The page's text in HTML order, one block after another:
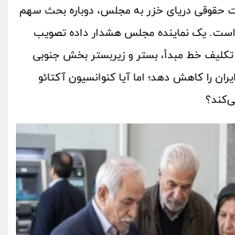
حقوقی دریای خزر به مجلس، دوباره بحث سهم
است. یک نماینده مجلس هشدار داده تصویب
خط مبدأ، بستر و زیربستر بخش جنوبی
را کاهش دهد؛ اما آیا کنوانسیون آکتائو